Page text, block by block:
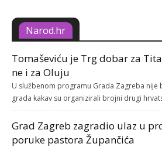
Narod.hr
Tomaševiću je Trg dobar za
ne i za Oluju
U službenom programu Grada Zagreba nije
grada kakav su organizirali brojni drugi
Grad Zagreb zagradio ulaz u
poruke pastora Župančića